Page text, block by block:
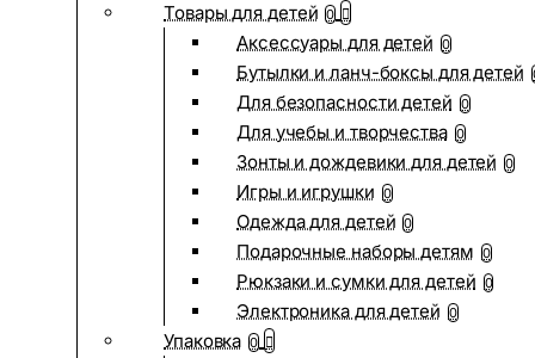
Товары для детей 0
Аксессуары для детей 0
Бутылки и ланч-боксы для детей
Для безопасности детей 0
Для учебы и творчества 0
Зонты и дождевики для детей 0
Игры и игрушки 0
Одежда для детей 0
Подарочные наборы детям 0
Рюкзаки и сумки для детей 0
Электроника для детей 0
Упаковка 0